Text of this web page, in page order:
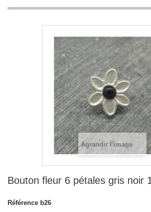
Agrandir l'image
Bouton fleur 6 pétales gris noir
Référence b26